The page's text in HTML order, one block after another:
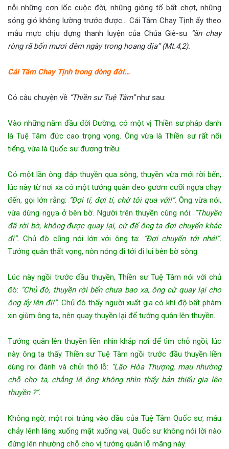
nỗi những cơn lốc cuộc đời, những giông tố bất chợt, những
sóng gió không lường trước được… Cái Tâm Chay Tịnh ấy theo
mẫu mực chịu đựng thanh luyện của Chúa Giê-su
“ăn chay
ròng rã bốn mươi đêm ngày trong hoang địa” (Mt.4,2).
Cái Tâm Chay Tịnh trong dòng đời…
Có câu chuyện về “Thiền sư Tuệ Tâm”như sau:
Vào những năm đầu đời Đường, có một vị Thiền sư pháp danh
là Tuệ Tâm đức cao trọng vọng. Ông vừa là Thiền sư rất nổi
tiếng, vừa là Quốc sư đương triều.
Có một lần ông đáp thuyền qua sông, thuyền vừa mới rời bến,
lúc này từ nơi xa có một tướng quân đeo gươm cưỡi ngựa chạy
đến, gọi lớn rằng: “Đợi tí, đợi tí, chờ tôi qua với!”. Ông vừa nói,
vừa dừng ngựa ở bên bờ. Người trên thuyền cùng nói: “Thuyền
đã rời bờ, không được quay lại, cứ để ông ta đợi chuyến khác
đi”. Chủ đò cũng nói lớn với ông ta:
“Đợi chuyến tới nhé!”.
Tướng quân thất vọng, nôn nóng đi tới đi lui bên bờ sông.
Lúc này ngồi trước đầu thuyền, Thiền sư Tuệ Tâm nói với chủ
đò: “Chủ đò, thuyền rời bến chưa bao xa, ông cứ quay lại cho
ông ấy lên đi!”. Chủ đò thấy người xuất gia có khí độ bất phàm
xin giùm ông ta, nên quay thuyền lại để tướng quân lên thuyền.
Tướng quân lên thuyền liền nhìn khắp nơi để tìm chỗ ngồi, lúc
này ông ta thấy Thiền sư Tuệ Tâm ngồi trước đầu thuyền liền
dùng roi đánh và chửi thô lỗ: “Lão Hòa Thượng, mau nhường
chỗ cho ta, chẳng lẽ ông không nhìn thấy bản thiếu gia lên
thuyền ?”.
Không ngờ, một roi trúng vào đầu của Tuệ Tâm Quốc sư, máu
chảy lênh láng xuống mặt xuống vai, Quốc sư không nói lời nào
đứng lên nhường chỗ cho vị tướng quân lỗ mãng này.